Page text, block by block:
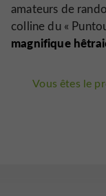
amateurs de
colline du «
magnifique
Vous êtes le